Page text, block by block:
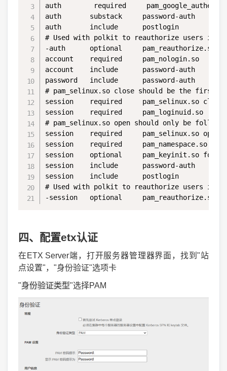
auth        required
auth       substack     password-auth
auth       include      postlogin
# Used with polkit to reauthorize users in
-auth      optional     pam_reauthorize.so
account    required     pam_nologin.so
account    include      password-auth
password   include      password-auth
# pam_selinux.so close should be the first
session    required     pam_selinux.so close
session    required     pam_loginuid.so
# pam_selinux.so open should only be
session    required     pam_selinux.so open
session    required     pam_namespace.so
session    optional     pam_keyinit.so force
session    include      password-auth
session    include      postlogin
# Used with polkit to reauthorize users in
-session   optional     pam_reauthorize.so
四、配置etx认证
在ETX Server端，打开服务器管理器界面，找到"站
点设置"，"身份验证"选项卡
"身份验证类型"选择PAM